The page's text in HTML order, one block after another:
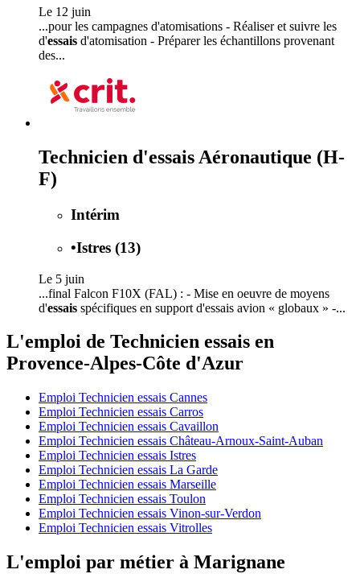
Le 12 juin
...pour les campagnes d'atomisations - Réaliser et suivre les
d'essais d'atomisation - Préparer les échantillons provenant
des...
Technicien d'essais Aéronautique (H-
F)
Intérim
•Istres (13)
Le 5 juin
...final Falcon F10X (FAL) : - Mise en oeuvre de moyens
d'essais spécifiques en support d'essais avion « globaux » -...
L'emploi de Technicien essais en
Provence-Alpes-Côte d'Azur
Emploi Technicien essais Cannes
Emploi Technicien essais Carros
Emploi Technicien essais Cavaillon
Emploi Technicien essais Château-Arnoux-Saint-Auban
Emploi Technicien essais Istres
Emploi Technicien essais La Garde
Emploi Technicien essais Marseille
Emploi Technicien essais Toulon
Emploi Technicien essais Vinon-sur-Verdon
Emploi Technicien essais Vitrolles
L'emploi par métier à Marignane